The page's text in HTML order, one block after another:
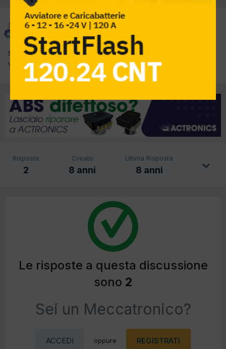
piter
17 Ottobre 2017
Su questa motore con 47000 km devo controllare il gioco
valvole.....................
Risposte
2
Creato
8 anni
Ultima Risposta
8 anni
Le risposte a questa discussione
sono 2
Sei un Meccatronico?
ACCEDI oppure REGISTRATI